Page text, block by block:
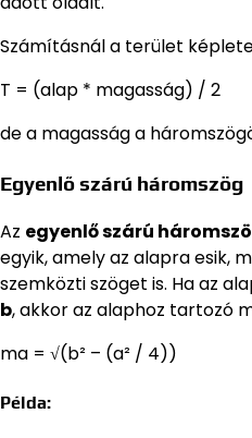
Számításnál a terület
T = (alap * magasság) / 2
de a magasság a
Egyenlő szárú háromszög
Az egyenlő szárú
egyik, amely az alapra esik,
szemközti szöget is. Ha az
b, akkor az alaphoz tartozó
ma = √(b² – (a² / 4))
Példa: